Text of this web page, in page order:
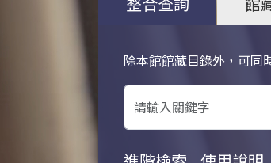
除本館館藏目錄外，可同
關鍵字搜尋